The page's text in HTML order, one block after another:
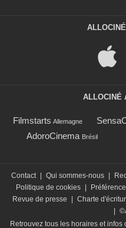
ALLOCINÉ
Filmstarts Allemagne
AdoroCinema Brésil
Contact | Qui sommes-nous |
Politique de cookies |
Revue de presse
| Charte
|
Retrouvez tous les horaires et